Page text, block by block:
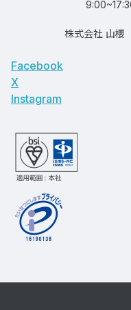
株式会社 山櫻
Facebook
X
Instagram